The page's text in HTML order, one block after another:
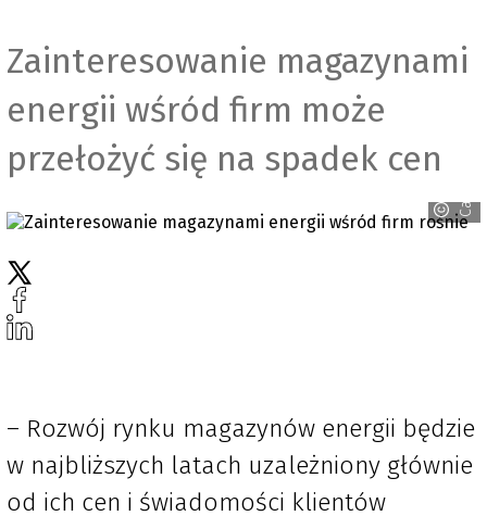
Zainteresowanie magazynami
energii wśród firm może
przełożyć się na spadek cen
Canva
– Rozwój rynku magazynów energii będzie
w najbliższych latach uzależniony głównie
od ich cen i świadomości klientów